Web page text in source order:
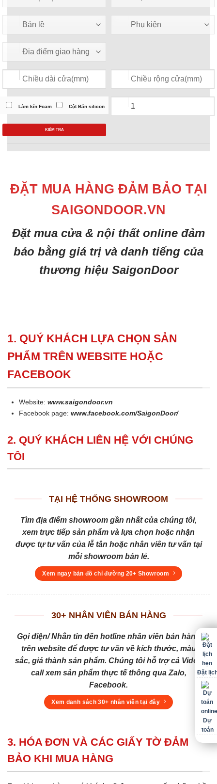
Làm kín Foam Cột Bắn silicon
KIỂM TRA
ĐẶT MUA HÀNG ĐẢM BẢO TẠI
SAIGONDOOR.VN
Đặt mua cửa & nội thất online đảm
bảo bằng giá trị và danh tiếng của
thương hiệu SaigonDoor
1. QUÝ KHÁCH LỰA CHỌN SẢN
PHẨM TRÊN WEBSITE HOẶC
FACEBOOK
Website:www.saigondoor.vn
Facebook page:www.facebook.com/SaigonDoor/
2. QUÝ KHÁCH LIÊN HỆ VỚI CHÚNG
TÔI
TẠI HỆ THỐNG SHOWROOM
Tìm địa điểm showroom gần nhất của chúng tôi,
xem trực tiếp sản phẩm và lựa chọn hoặc nhận
được tự tư vấn của lễ tân hoặc nhân viên tư vấn tại
mỗi showroom bán lẻ.
Xem ngay bản đồ chỉ đường 20+ Showroom
30+ NHÂN VIÊN BÁN HÀNG
Gọi điện/ Nhắn tin đến hotline nhân viên bán hàng
trên website để được tư vấn về kích thước, màu
sắc, giá thành sản phẩm. Chúng tôi hỗ trợ cả Video
call xem sản phẩm thực tế thông qua Zalo,
Facebook.
Xem danh sách 30+ nhân viên tại đây
3. HÓA ĐƠN VÀ CÁC GIẤY TỜ ĐẢM
BẢO KHI MUA HÀNG
Đặt
Dự
toán